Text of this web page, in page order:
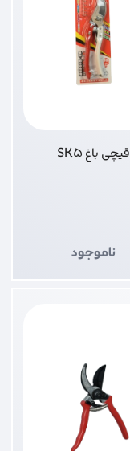
قیچی باغ SK5
ناموجود